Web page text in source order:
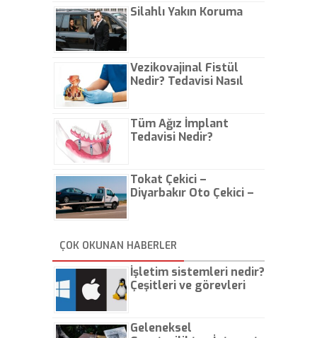
Silahlı Yakın Koruma
Vezikovajinal Fistül
Nedir? Tedavisi Nasıl
Tüm Ağız İmplant
Tedavisi Nedir?
Tokat Çekici –
Diyarbakır Oto Çekici –
ÇOK OKUNAN HABERLER
İşletim sistemleri nedir?
Çeşitleri ve görevleri
Geleneksel